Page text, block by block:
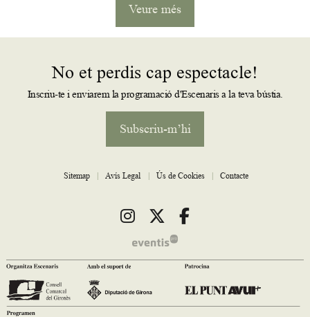
Veure més
No et perdis cap espectacle!
Inscriu-te i enviarem la programació d'Escenaris a la teva bústia.
Subscriu-m’hi
Sitemap | Avís Legal | Ús de Cookies | Contacte
Link a instagram
Link a twitter
Link a facebook